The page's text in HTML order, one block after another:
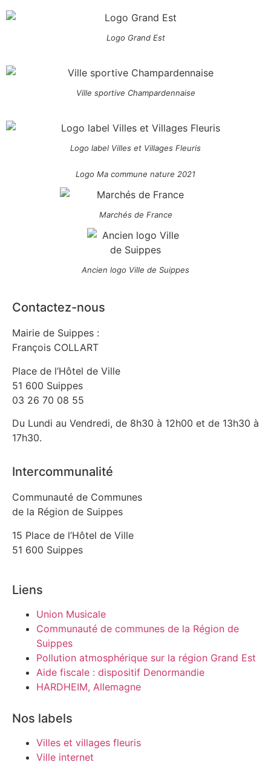
Logo Grand Est
Ville sportive Champardennaise
Logo label Villes et Villages Fleuris
Logo Ma commune nature 2021
Marchés de France
Ancien logo Ville de Suippes
Contactez-nous
Mairie de Suippes :
François COLLART
Place de l’Hôtel de Ville
51 600 Suippes
03 26 70 08 55
Du Lundi au Vendredi, de 8h30 à 12h00 et de 13h30 à
17h30.
Intercommunalité
Communauté de Communes
de la Région de Suippes
15 Place de l’Hôtel de Ville
51 600 Suippes
Liens
Union Musicale
Communauté de communes de la Région de
Suippes
Pollution atmosphérique sur la région Grand Est
Aide fiscale : dispositif Denormandie
HARDHEIM, Allemagne
Nos labels
Villes et villages fleuris
Ville internet